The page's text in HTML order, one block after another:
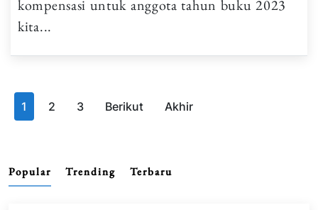
kompensasi untuk anggota tahun buku 2023
kita...
1 2 3 Berikut Akhir
Popular Trending Terbaru